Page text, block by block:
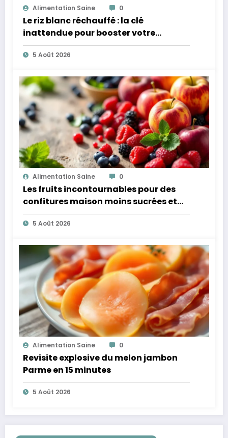
Alimentation Saine 0
Le riz blanc réchauffé : la clé
inattendue pour booster votre
microbiote
5 Août 2026
Alimentation Saine 0
Les fruits incontournables pour des
confitures maison moins sucrées et
plus légères
5 Août 2026
Alimentation Saine 0
Revisite explosive du melon jambon
Parme en 15 minutes
5 Août 2026